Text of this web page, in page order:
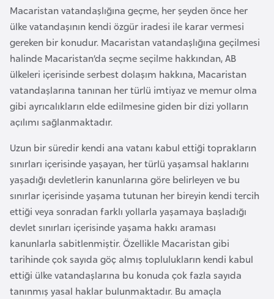
Macaristan vatandaşlığına geçme, her şeyden önce her
ülke vatandaşının kendi özgür iradesi ile karar vermesi
gereken bir konudur. Macaristan vatandaşlığına geçilmesi
halinde Macaristan’da seçme seçilme hakkından, AB
ülkeleri içerisinde serbest dolaşım hakkına, Macaristan
vatandaşlarına tanınan her türlü imtiyaz ve memur olma
gibi ayrıcalıkların elde edilmesine giden bir dizi yolların
açılımı sağlanmaktadır.
Uzun bir süredir kendi ana vatanı kabul ettiği toprakların
sınırları içerisinde yaşayan, her türlü yaşamsal haklarını
yaşadığı devletlerin kanunlarına göre belirleyen ve bu
sınırlar içerisinde yaşama tutunan her bireyin kendi tercih
ettiği veya sonradan farklı yollarla yaşamaya başladığı
devlet sınırları içerisinde yaşama hakkı araması
kanunlarla sabitlenmiştir. Özellikle Macaristan gibi
tarihinde çok sayıda göç almış toplulukların kendi kabul
ettiği ülke vatandaşlarına bu konuda çok fazla sayıda
tanınmış yasal haklar bulunmaktadır. Bu amaçla
e
ş
B
e
l
a
r
s
B
e
l
ç
i
k
a